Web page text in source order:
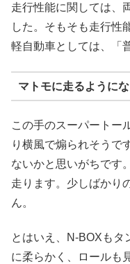
走行性能に関しては、
した。そもそも走行性
軽自動車としては、「
マトモに走るようにな
この手のスーパートー
り横風で煽られそうで
ないかと思いがちです
走ります。少しばかり
ん。
とはいえ、N-BOXもタ
に柔らかく、ロールも